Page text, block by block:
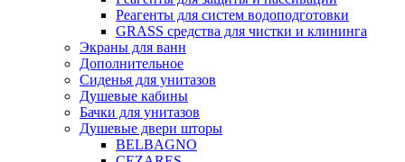
Реагенты для систем водоподготовки
GRASS средства для чистки и клининга
Экраны для ванн
Дополнительное
Сиденья для унитазов
Душевые кабины
Бачки для унитазов
Душевые двери шторы
BELBAGNO